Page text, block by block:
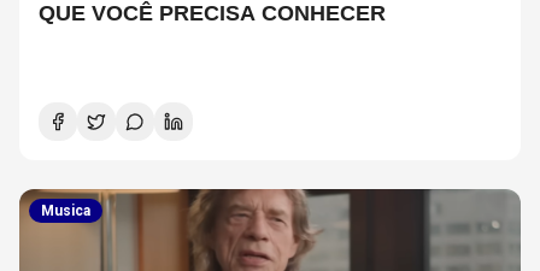
QUE VOCÊ PRECISA CONHECER
Musica